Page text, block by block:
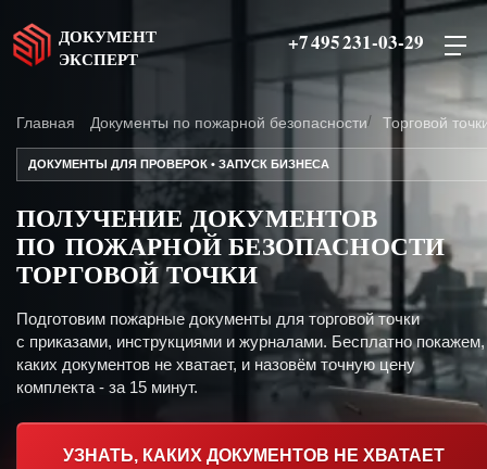
ДОКУМЕНТ
ЭКСПЕРТ
+7 495 231-03-29
Главная Документы по пожарной безопасности Торговой
ДОКУМЕНТЫ ДЛЯ ПРОВЕРОК • ЗАПУСК БИЗНЕСА
ПОЛУЧЕНИЕ ДОКУМЕНТОВ
ПО ПОЖАРНОЙ БЕЗОПАСНОСТИ
ТОРГОВОЙ ТОЧКИ
Подготовим пожарные документы для торговой точки
с приказами, инструкциями и журналами. Бесплатно покажем,
каких документов не хватает, и назовём точную цену
комплекта - за 15 минут.
УЗНАТЬ, КАКИХ ДОКУМЕНТОВ НЕ ХВАТАЕТ